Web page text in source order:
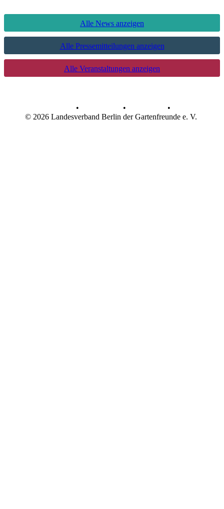
Alle News anzeigen
Alle Pressemitteilungen anzeigen
Alle Veranstaltungen anzeigen
• •
•
© 2026 Landesverband Berlin der Gartenfreunde e. V.